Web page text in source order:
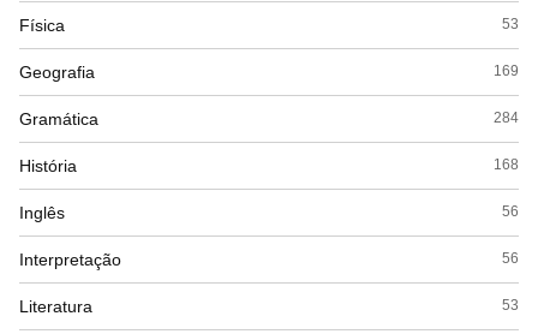
Física 53
Geografia 169
Gramática 284
História 168
Inglês 56
Interpretação 56
Literatura 53